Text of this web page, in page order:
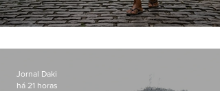
Jornal Daki
há 21 horas